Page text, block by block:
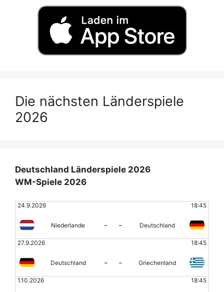
Die nächsten Länderspiele
2026
Deutschland Länderspiele 2026
WM-Spiele 2026
24.9.2026 18:45
Niederlande - - Deutschland
27.9.2026 18:45
Deutschland - - Griechenland
1.10.2026 18:45